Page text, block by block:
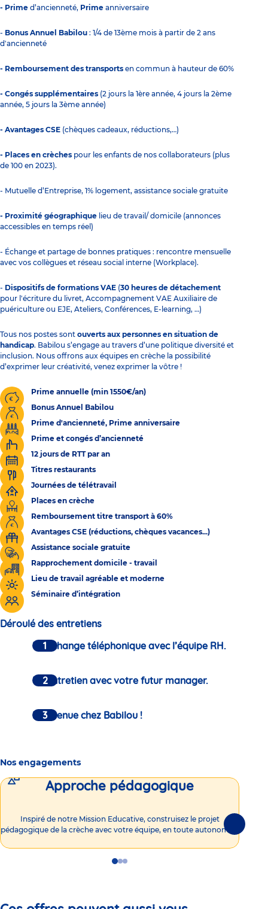
- Prime d’ancienneté, Prime anniversaire
- Bonus Annuel Babilou : 1/4 de 13ème mois à partir de 2 ans
d'ancienneté
- Remboursement des transports en commun à hauteur de 60%
- Congés supplémentaires (2 jours la 1ère année, 4 jours la 2ème
année, 5 jours la 3ème année)
- Avantages CSE (chèques cadeaux, réductions,…)
- Places en crèches pour les enfants de nos collaborateurs (plus
de 100 en 2023).
- Mutuelle d’Entreprise, 1% logement, assistance sociale gratuite
- Proximité géographique lieu de travail/ domicile (annonces
accessibles en temps réel)
- Échange et partage de bonnes pratiques : rencontre mensuelle
avec vos collègues et réseau social interne (Workplace).
- Dispositifs de formations VAE (30 heures de détachement
pour l'écriture du livret, Accompagnement VAE Auxiliaire de
puériculture ou EJE, Ateliers, Conférences, E-learning, …)
Tous nos postes sont ouverts aux personnes en situation de
handicap. Babilou s’engage au travers d’une politique diversité et
inclusion. Nous offrons aux équipes en crèche la possibilité
d’exprimer leur créativité, venez exprimer la vôtre !
Prime annuelle (min 1550€/an)
Bonus Annuel Babilou
Prime d'ancienneté, Prime anniversaire
Prime et congés d’ancienneté
12 jours de RTT par an
Titres restaurants
Journées de télétravail
Places en crèche
Remboursement titre transport à 60%
Avantages CSE (réductions, chèques vacances...)
Assistance sociale gratuite
Rapprochement domicile - travail
Lieu de travail agréable et moderne
Séminaire d’intégration
Déroulé des entretiens
Un échange téléphonique avec l’équipe RH.
Un entretien avec votre futur manager.
Bienvenue chez Babilou !
Nos engagements
Approche pédagogique
Inspiré de notre Mission Educative, construisez le projet
pédagogique de la crèche avec votre équipe, en toute autonomie !
GoGoGo